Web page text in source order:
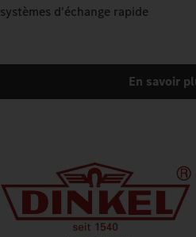
systèmes d'échange rapide
En savoir